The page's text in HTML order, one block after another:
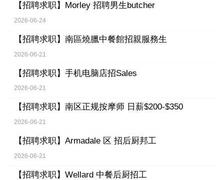
【招聘求职】 Morley 招聘男生butcher
2026-06-24
【招聘求职】 南區燒臘中餐館招親服務生
2026-06-21
【招聘求职】 手机电脑店招Sales
2026-06-21
【招聘求职】 南区正规按摩师 日薪$200-$350
2026-06-21
【招聘求职】 Armadale 区 招后厨邦工
2026-06-21
【招聘求职】 Wellard 中餐后厨招工